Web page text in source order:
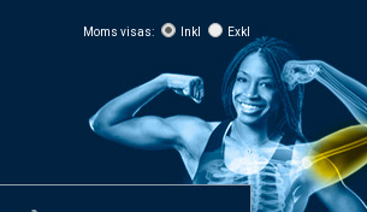
Moms visas: Inkl Exkl